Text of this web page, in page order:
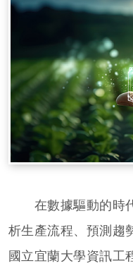
在數據驅動的時代
析生產流程、預測趨
國立宜蘭大學資訊工